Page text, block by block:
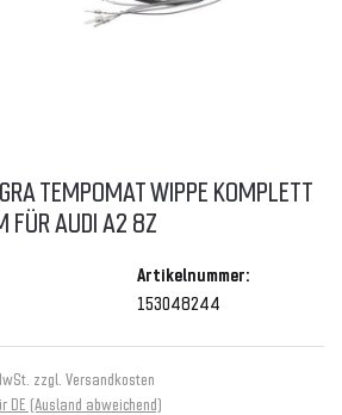
TEMPOMAT WIPPE KOMPLETT
FÜR AUDI A2 8Z
Artikelnummer:
153048244
zzgl. Versandkosten
DE (Ausland abweichend)